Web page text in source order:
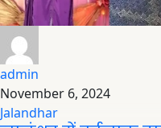
admin
November 6, 2024
Jalandhar